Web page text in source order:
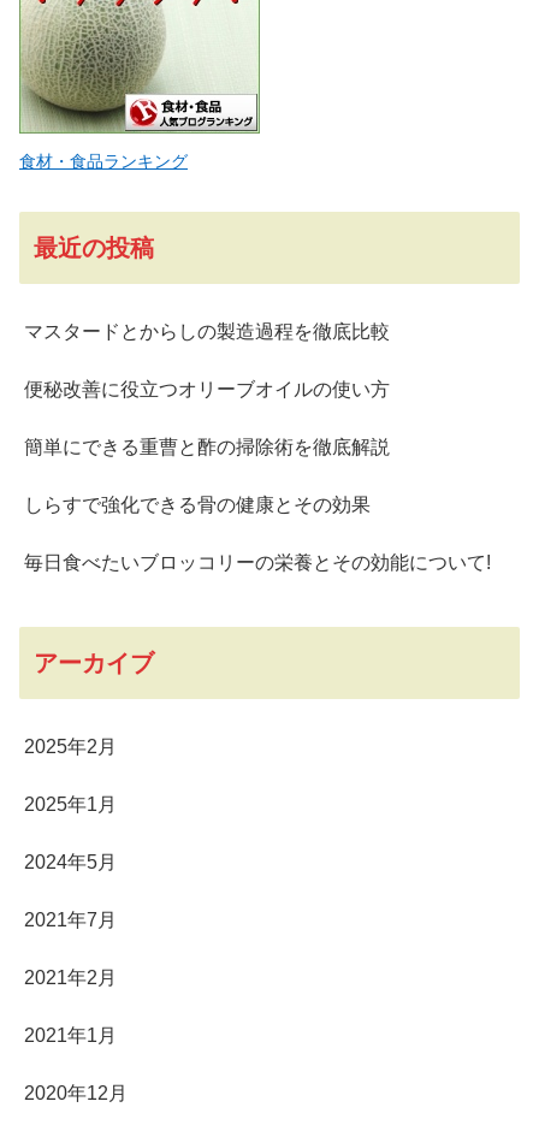
食材・食品ランキング
最近の投稿
マスタードとからしの製造過程を徹底比較
便秘改善に役立つオリーブオイルの使い方
簡単にできる重曹と酢の掃除術を徹底解説
しらすで強化できる骨の健康とその効果
毎日食べたいブロッコリーの栄養とその効能について!
アーカイブ
2025年2月
2025年1月
2024年5月
2021年7月
2021年2月
2021年1月
2020年12月